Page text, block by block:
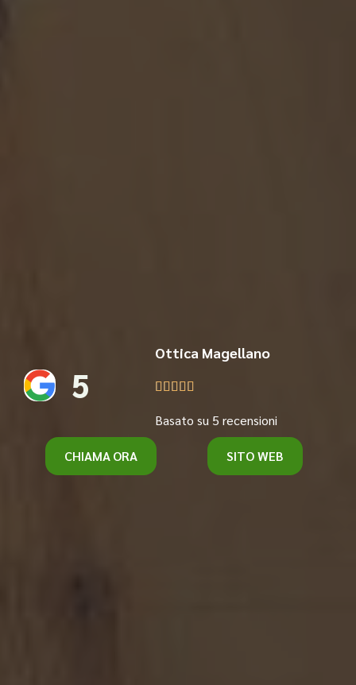
5
Ottica Magellano
    
Basato su 5 recensioni
CHIAMA ORA SITO WEB